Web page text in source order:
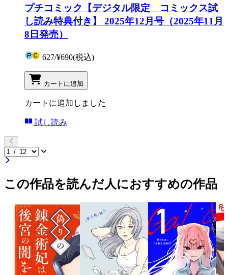
プチコミック【デジタル限定 コミックス試
し読み特典付き】 2025年12月号（2025年11月
8日発売）
627/¥690(税込)
カートに追加
カートに追加しました
試し読み
この作品を読んだ人におすすめの作品